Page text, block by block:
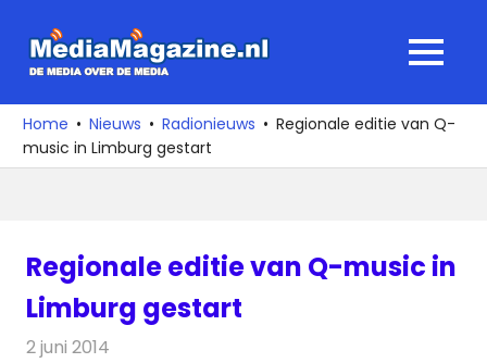
naar
media
over
de
MENU
Home Nieuws Radionieuws
Regionale editie van Q-
music in Limburg gestart
Regionale editie van Q-music in
Limburg gestart
2 juni 2014